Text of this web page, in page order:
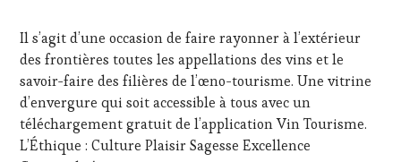
RADIO,
TV,
WEB,
OENOTOURISME ,
PARTENAIRES
VIN
TOURISME,
Il s’agit d’une occasion de faire rayonner à l’extérieur
des frontières toutes les appellations des vins et le
savoir-faire des filières de l’œno-tourisme. Une vitrine
d’envergure qui soit accessible à tous avec un
téléchargement gratuit de l’application Vin Tourisme.
L’Éthique : Culture Plaisir Sagesse Excellence